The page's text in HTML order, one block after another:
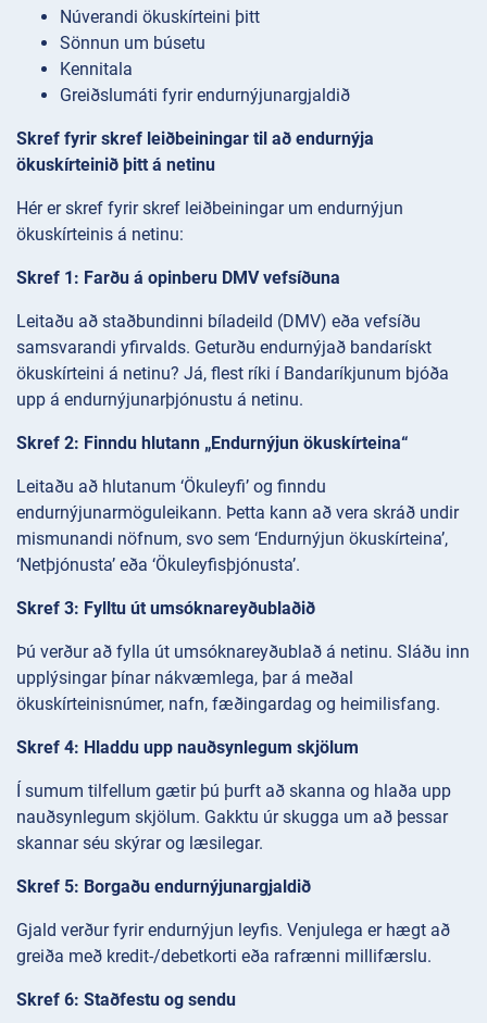
Núverandi ökuskírteini þitt
Sönnun um búsetu
Kennitala
Greiðslumáti fyrir endurnýjunargjaldið
Skref fyrir skref leiðbeiningar til að endurnýja
ökuskírteinið þitt á netinu
Hér er skref fyrir skref leiðbeiningar um endurnýjun
ökuskírteinis á netinu:
Skref 1: Farðu á opinberu DMV vefsíðuna
Leitaðu að staðbundinni bíladeild (DMV) eða vefsíðu
samsvarandi yfirvalds. Geturðu endurnýjað bandarískt
ökuskírteini á netinu? Já, flest ríki í Bandaríkjunum bjóða
upp á endurnýjunarþjónustu á netinu.
Skref 2: Finndu hlutann „Endurnýjun ökuskírteina“
Leitaðu að hlutanum ‘Ökuleyfi’ og finndu
endurnýjunarmöguleikann. Þetta kann að vera skráð undir
mismunandi nöfnum, svo sem ‘Endurnýjun ökuskírteina’,
‘Netþjónusta’ eða ‘Ökuleyfisþjónusta’.
Skref 3: Fylltu út umsóknareyðublaðið
Þú verður að fylla út umsóknareyðublað á netinu. Sláðu inn
upplýsingar þínar nákvæmlega, þar á meðal
ökuskírteinisnúmer, nafn, fæðingardag og heimilisfang.
Skref 4: Hladdu upp nauðsynlegum skjölum
Í sumum tilfellum gætir þú þurft að skanna og hlaða upp
nauðsynlegum skjölum. Gakktu úr skugga um að þessar
skannar séu skýrar og læsilegar.
Skref 5: Borgaðu endurnýjunargjaldið
Gjald verður fyrir endurnýjun leyfis. Venjulega er hægt að
greiða með kredit-/debetkorti eða rafrænni millifærslu.
Skref 6: Staðfestu og sendu